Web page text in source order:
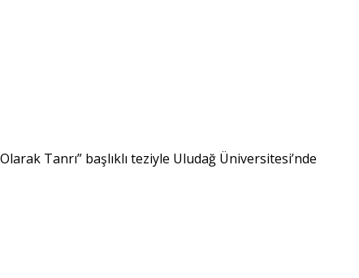
Tanrı” başlıklı teziyle Uludağ Üniversitesi’nde